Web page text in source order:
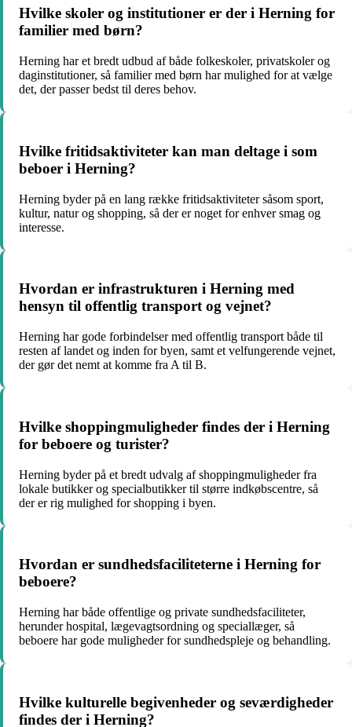
Hvilke skoler og institutioner er der i Herning for
familier med børn?
Herning har et bredt udbud af både folkeskoler, privatskoler og
daginstitutioner, så familier med børn har mulighed for at vælge
det, der passer bedst til deres behov.
Hvilke fritidsaktiviteter kan man deltage i som
beboer i Herning?
Herning byder på en lang række fritidsaktiviteter såsom sport,
kultur, natur og shopping, så der er noget for enhver smag og
interesse.
Hvordan er infrastrukturen i Herning med
hensyn til offentlig transport og vejnet?
Herning har gode forbindelser med offentlig transport både til
resten af landet og inden for byen, samt et velfungerende vejnet,
der gør det nemt at komme fra A til B.
Hvilke shoppingmuligheder findes der i Herning
for beboere og turister?
Herning byder på et bredt udvalg af shoppingmuligheder fra
lokale butikker og specialbutikker til større indkøbscentre, så
der er rig mulighed for shopping i byen.
Hvordan er sundhedsfaciliteterne i Herning for
beboere?
Herning har både offentlige og private sundhedsfaciliteter,
herunder hospital, lægevagtsordning og speciallæger, så
beboere har gode muligheder for sundhedspleje og behandling.
Hvilke kulturelle begivenheder og seværdigheder
findes der i Herning?